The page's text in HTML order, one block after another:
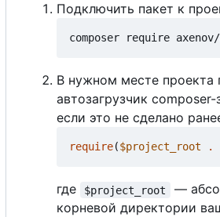
Подключить пакет к
В нужном месте проекта
автозагрузчик
если это не сделано
require($project_root .
где $project_root
—
корневой директории